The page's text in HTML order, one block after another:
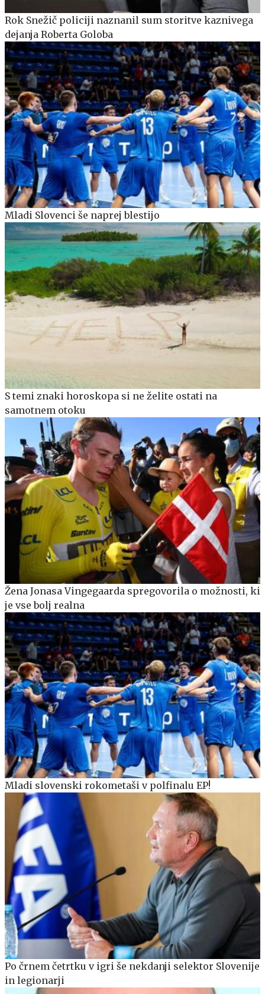
Rok Snežič policiji naznanil sum storitve kaznivega
dejanja Roberta Goloba
Mladi Slovenci še naprej blestijo
S temi znaki horoskopa si ne želite ostati na
samotnem otoku
Žena Jonasa Vingegaarda spregovorila o možnosti, ki
je vse bolj realna
Mladi slovenski rokometaši v polfinalu EP!
Po črnem četrtku v igri še nekdanji selektor Slovenije
in legionarji